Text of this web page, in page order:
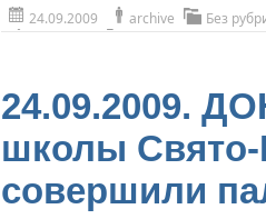
24.09.2009 archive Без
24.09.2009.
школы Свято-
совершили